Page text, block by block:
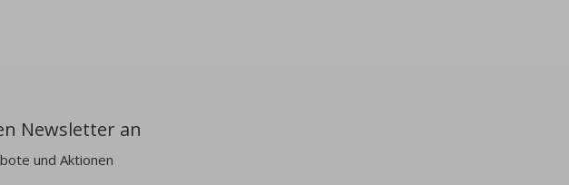
Newsletter an
und Aktionen